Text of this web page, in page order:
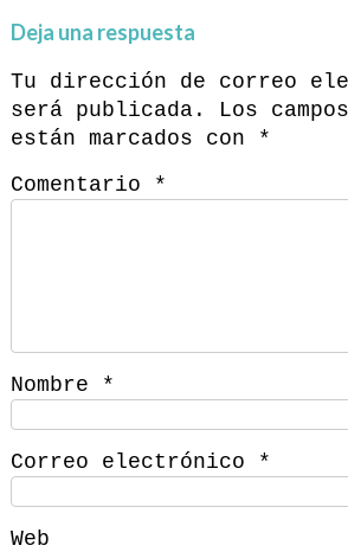
Deja una respuesta
Tu dirección de correo
será publicada.
Los
están marcados con
*
Comentario
*
Nombre *
Correo electrónico *
Web